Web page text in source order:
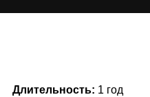
Длительность: 1 год